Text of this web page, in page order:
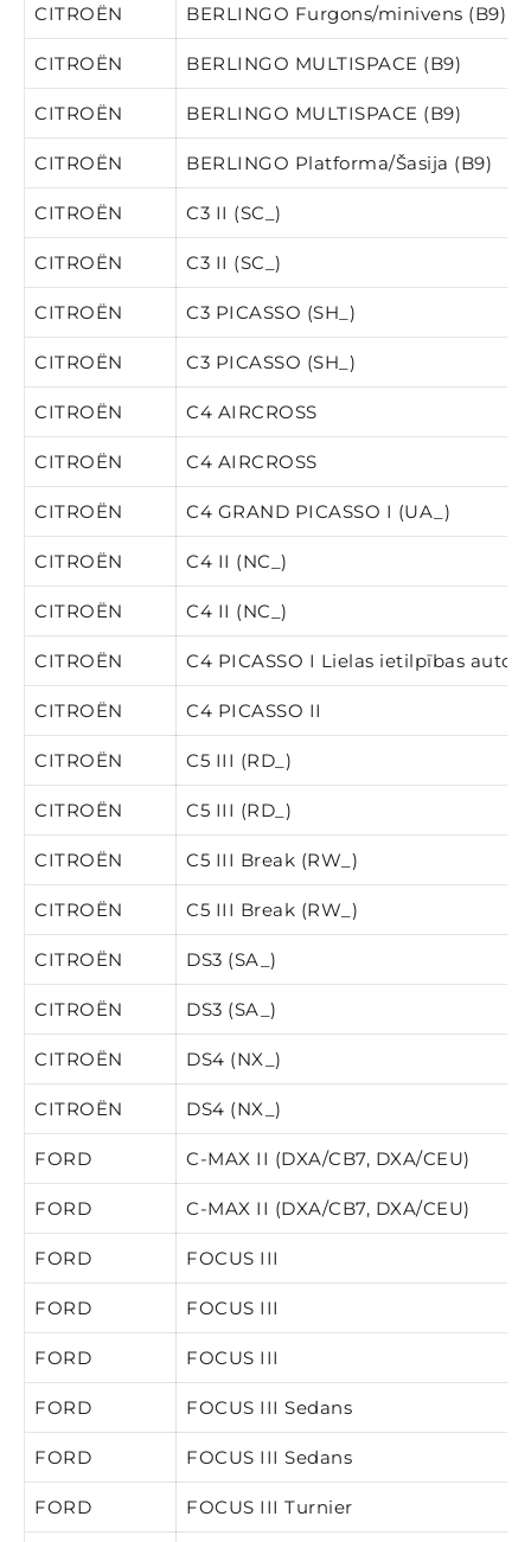
CITROËN BERLINGO Furgons/minivens (B9)
CITROËN BERLINGO MULTISPACE (B9)
CITROËN BERLINGO MULTISPACE (B9)
CITROËN BERLINGO Platforma/Šasija (B9)
CITROËN C3 II (SC_)
CITROËN C3 II (SC_)
CITROËN C3 PICASSO (SH_)
CITROËN C3 PICASSO (SH_)
CITROËN C4 AIRCROSS
CITROËN C4 AIRCROSS
CITROËN C4 GRAND PICASSO I (UA_)
CITROËN C4 II (NC_)
CITROËN C4 II (NC_)
CITROËN C4 PICASSO I Lielas ietilpības
CITROËN C4 PICASSO II
CITROËN C5 III (RD_)
CITROËN C5 III (RD_)
CITROËN C5 III Break (RW_)
CITROËN C5 III Break (RW_)
CITROËN DS3 (SA_)
CITROËN DS3 (SA_)
CITROËN DS4 (NX_)
CITROËN DS4 (NX_)
FORD C-MAX II (DXA/CB7, DXA/CEU)
FORD C-MAX II (DXA/CB7, DXA/CEU)
FORD FOCUS III
FORD FOCUS III
FORD FOCUS III
FORD FOCUS III Sedans
FORD FOCUS III Sedans
FORD FOCUS III Turnier